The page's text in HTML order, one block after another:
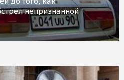
непризнанной